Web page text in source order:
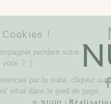
© NUOO |
C'est nous les
On aimerait vous
visite... C'est OK pour vous ?
Pour modifier vos
'Préférences de cookies'